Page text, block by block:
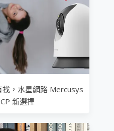
，水星網路 Mercusys
新選擇